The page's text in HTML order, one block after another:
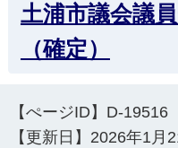
土浦市議会議
（確定）
【ぺージID】 D-19516
【更新日】 2026年1月